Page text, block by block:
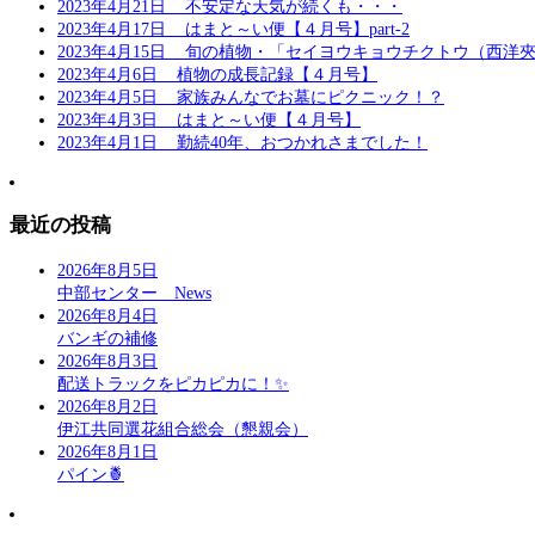
2023年4月21日
不安定な天気が続くも・・・
2023年4月17日
はまと～い便【４月号】part-2
2023年4月15日
旬の植物・「セイヨウキョウチクトウ（西洋
2023年4月6日
植物の成長記録【４月号】
2023年4月5日
家族みんなでお墓にピクニック！？
2023年4月3日
はまと～い便【４月号】
2023年4月1日
勤続40年、おつかれさまでした！
最近の投稿
2026年8月5日
中部センター News
2026年8月4日
バンギの補修
2026年8月3日
配送トラックをピカピカに！✨
2026年8月2日
伊江共同選花組合総会（懇親会）
2026年8月1日
パイン🍍